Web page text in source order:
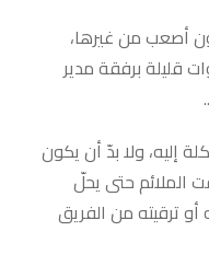
أصعب من غيرها،
قليلة برفقة مدير
إليه، ولا بدّ أن يكون
الملائم حتى يحلّ
أو ترقيته من الفريق